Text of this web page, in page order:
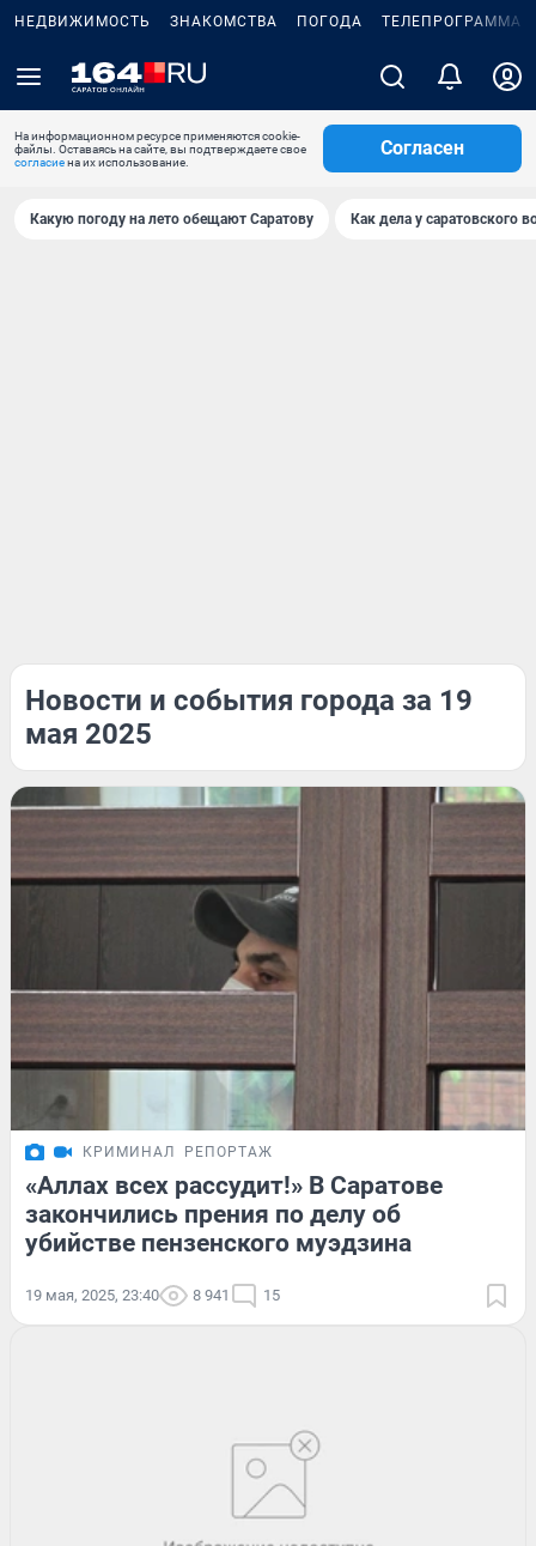
НЕДВИЖИМОСТЬ ЗНАКОМСТВА ПОГОДА ТЕЛЕПРОГРАММА
На информационном ресурсе применяются cookie-
файлы. Оставаясь на сайте, вы подтверждаете свое
согласиена их использование.
Согласен
Какую погоду на лето обещают Саратову Как дела у саратовского
Новости и события города за 19
мая 2025
КРИМИНАЛ РЕПОРТАЖ
«Аллах всех рассудит!» В Саратове
закончились прения по делу об
убийстве пензенского муэдзина
19 мая, 2025, 23:40 8 941 15